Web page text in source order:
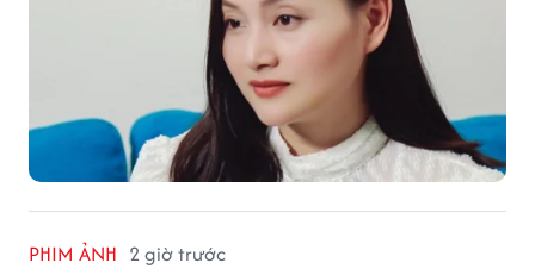
PHIM ẢNH 2 giờ trước